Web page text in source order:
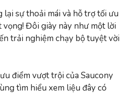
lại sự thoải mái và hỗ trợ tối ưu
Đôi giày này như một lời
trải nghiệm chạy bộ tuyệt vời
điểm vượt trội của Saucony
tìm hiểu xem liệu đây có